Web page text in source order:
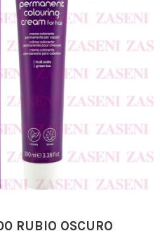
RUBIO OSCURO